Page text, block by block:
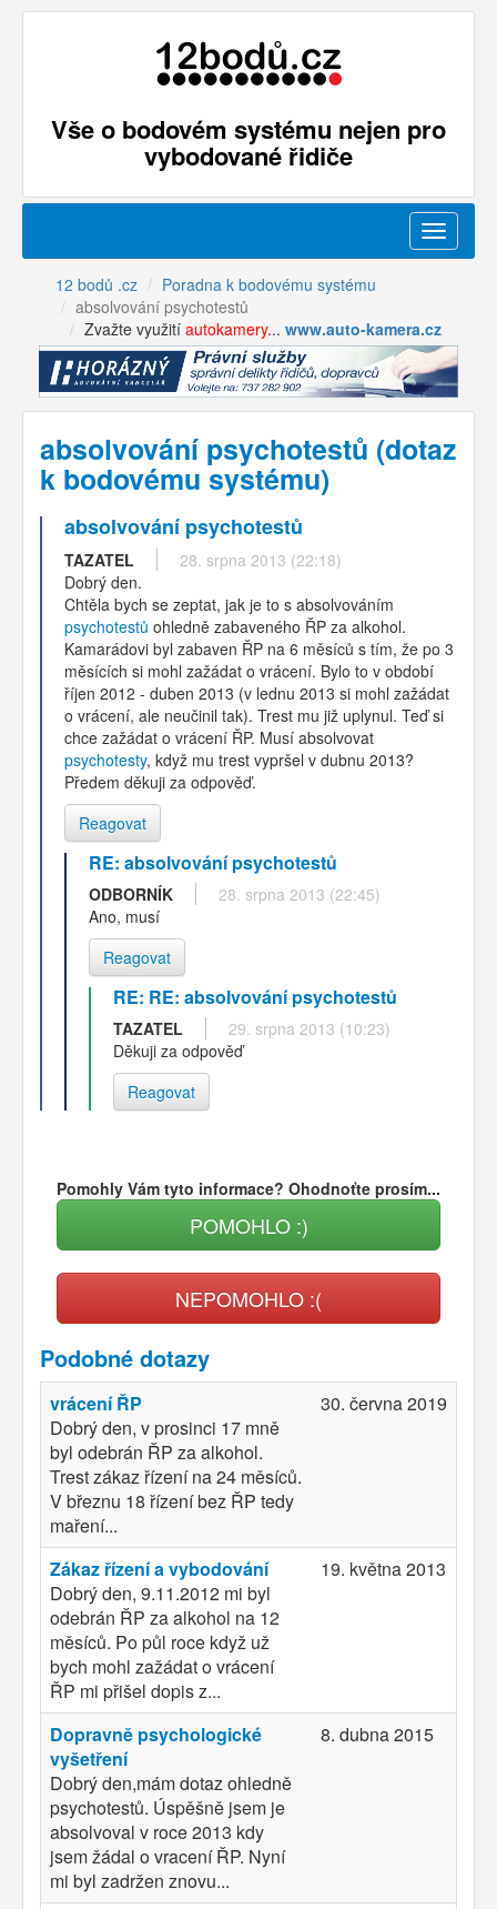
Vše o bodovém systému nejen pro
vybodované řidiče
Menu
12 bodů .cz
Poradna k bodovému systému
absolvování psychotestů
Zvažte využití autokamery... www.auto-kamera.cz
absolvování psychotestů (dotaz
k bodovému systému)
absolvování psychotestů
TAZATEL
28. srpna 2013 (22:18)
Dobrý den.
Chtěla bych se zeptat, jak je to s absolvováním
psychotestů ohledně zabaveného ŘP za alkohol.
Kamarádovi byl zabaven ŘP na 6 měsíců s tím, že po 3
měsících si mohl zažádat o vrácení. Bylo to v období
říjen 2012 - duben 2013 (v lednu 2013 si mohl zažádat
o vrácení, ale neučinil tak). Trest mu již uplynul. Teď si
chce zažádat o vrácení ŘP. Musí absolvovat
psychotesty, když mu trest vypršel v dubnu 2013?
Předem děkuji za odpověď.
Reagovat
RE: absolvování psychotestů
ODBORNÍK
28. srpna 2013 (22:45)
Ano, musí
Reagovat
RE: RE: absolvování psychotestů
TAZATEL
29. srpna 2013 (10:23)
Děkuji za odpověď
Reagovat
Pomohly Vám tyto informace? Ohodnoťte prosím...
POMOHLO :)
NEPOMOHLO :(
Podobné dotazy
vrácení ŘP
Dobrý den, v prosinci 17 mně
byl odebrán ŘP za alkohol.
Trest zákaz řízení na 24 měsíců.
V březnu 18 řízení bez ŘP tedy
maření...
30. června 2019
Zákaz řízení a vybodování
Dobrý den, 9.11.2012 mi byl
odebrán ŘP za alkohol na 12
měsíců. Po půl roce když už
bych mohl zažádat o vrácení
ŘP mi přišel dopis z...
19. května 2013
Dopravně psychologické
vyšetření
Dobrý den,mám dotaz ohledně
psychotestů. Úspěšně jsem je
absolvoval v roce 2013 kdy
jsem žádal o vracení ŘP. Nyní
mi byl zadržen znovu...
8. dubna 2015